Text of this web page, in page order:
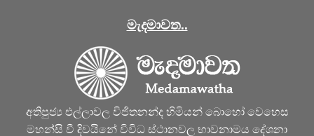
මැදමාවත..
අතිපුජ්‍ය එල්ලාවල විජිතනන්ද හිමියන් බොහෝ වෙහෙස
මහන්සි වී දිවයිනේ විවිධ ස්ථානවල භාවනාමය දේශනා